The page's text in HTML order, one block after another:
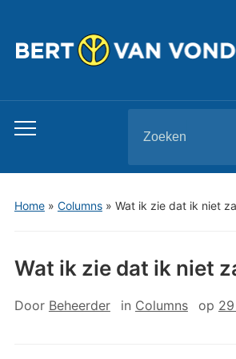
Toggle
menu
naar:
Home» Columns» Wat ik zie dat ik niet
Wat ik zie dat ik niet
Door Beheerder in Columns op